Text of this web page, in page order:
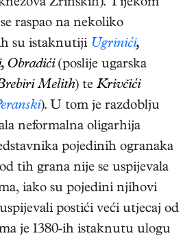
Zrinskih). Tijekom
raspao na nekoliko
su istaknutiji Ugrinići,
Obradići(poslije ugarska
Melith) te Krivčići
). U tom je razdoblju
neformalna oligarhija
pojedinih ogranaka
tih grana nije se uspijevala
iako su pojedini njihovi
postići veći utjecaj od
je 1380-ih istaknutu ulogu